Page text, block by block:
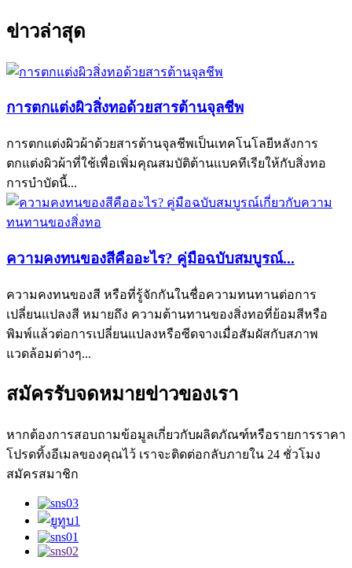
ข่าวล่าสุด
การตกแต่งผิวสิ่งทอด้วยสารต้านจุลชีพ
การตกแต่งผิวผ้าด้วยสารต้านจุลชีพเป็นเทคโนโลยีหลังการ
ตกแต่งผิวผ้าที่ใช้เพื่อเพิ่มคุณสมบัติต้านแบคทีเรียให้กับสิ่งทอ
การบำบัดนี้...
ความคงทนของสีคืออะไร? คู่มือฉบับสมบูรณ์...
ความคงทนของสี หรือที่รู้จักกันในชื่อความทนทานต่อการ
เปลี่ยนแปลงสี หมายถึง ความต้านทานของสิ่งทอที่ย้อมสีหรือ
พิมพ์แล้วต่อการเปลี่ยนแปลงหรือซีดจางเมื่อสัมผัสกับสภาพ
แวดล้อมต่างๆ...
สมัครรับจดหมายข่าวของเรา
หากต้องการสอบถามข้อมูลเกี่ยวกับผลิตภัณฑ์หรือรายการราคา
โปรดทิ้งอีเมลของคุณไว้ เราจะติดต่อกลับภายใน 24 ชั่วโมง
สมัครสมาชิก